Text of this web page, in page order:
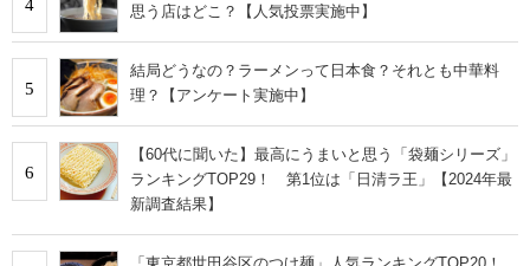
4 思う店はどこ？【人気投票実施中】
5
結局どうなの？ラーメンって日本食？それとも中華料
理？【アンケート実施中】
6
【60代に聞いた】最高にうまいと思う「袋麺シリーズ」
ランキングTOP29！ 第1位は「日清ラ王」【2024年最
新調査結果】